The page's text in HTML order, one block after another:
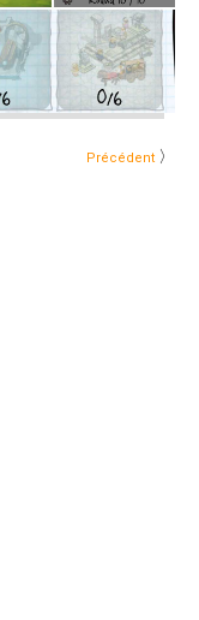
Précédent 〉